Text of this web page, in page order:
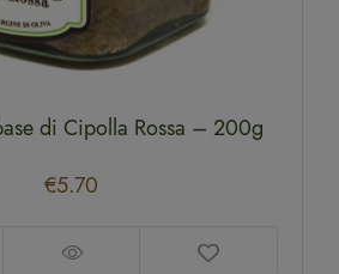
di Cipolla Rossa – 200g
€5.70